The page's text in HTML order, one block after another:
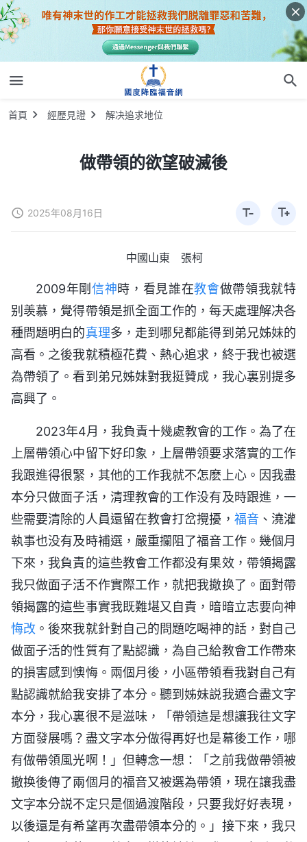
首頁 經歷見證 解决追求地位
做帶領的欲望破滅後
2025年08月16日
中國山東 張柯
2009年剛 信神時，看見誰在教會做帶領我就特
别羡慕，覺得帶領是抓全面工作的，每天處理解决各
種問題明白的真理多，走到哪兒都能得到弟兄姊妹的
高看。之後我就積極花費、熱心追求，終于我也被選
為帶領了。看到弟兄姊妹對我挺贊成，我心裏别提多
高興了。
2023年4月，我負責十幾處教會的工作。為了在
上層帶領心中留下好印象，上層帶領要求落實的工作
我跟進得很緊，其他的工作我就不怎麽上心。因我盡
本分只做面子活，清理教會的工作没有及時跟進，一
些需要清除的人員還留在教會打岔攪擾， 福音 、澆灌
執事也没有及時補選，嚴重攔阻了福音工作。幾個月
下來，我負責的這些教會工作都没有果效，帶領揭露
我只做面子活不作實際工作，就把我撤换了。面對帶
領揭露的這些事實我既難堪又自責，暗暗立志要向神
悔改 。後來我就針對自己的問題吃喝神的話，對自己
做面子活的性質有了點認識，為自己給教會工作帶來
的損害感到懊悔。兩個月後，小區帶領看我對自己有
點認識就給我安排了本分。聽到姊妹説我適合盡文字
本分，我心裏很不是滋味，「帶領這是想讓我往文字
方面發展嗎？盡文字本分做得再好也是幕後工作，哪
有做帶領風光啊！」但轉念一想：「之前我做帶領被
撤换後傳了兩個月的福音又被選為帶領，現在讓我盡
文字本分説不定只是個過渡階段，只要我好好表現，
以後還是有希望再次盡帶領本分的。」接下來，我只